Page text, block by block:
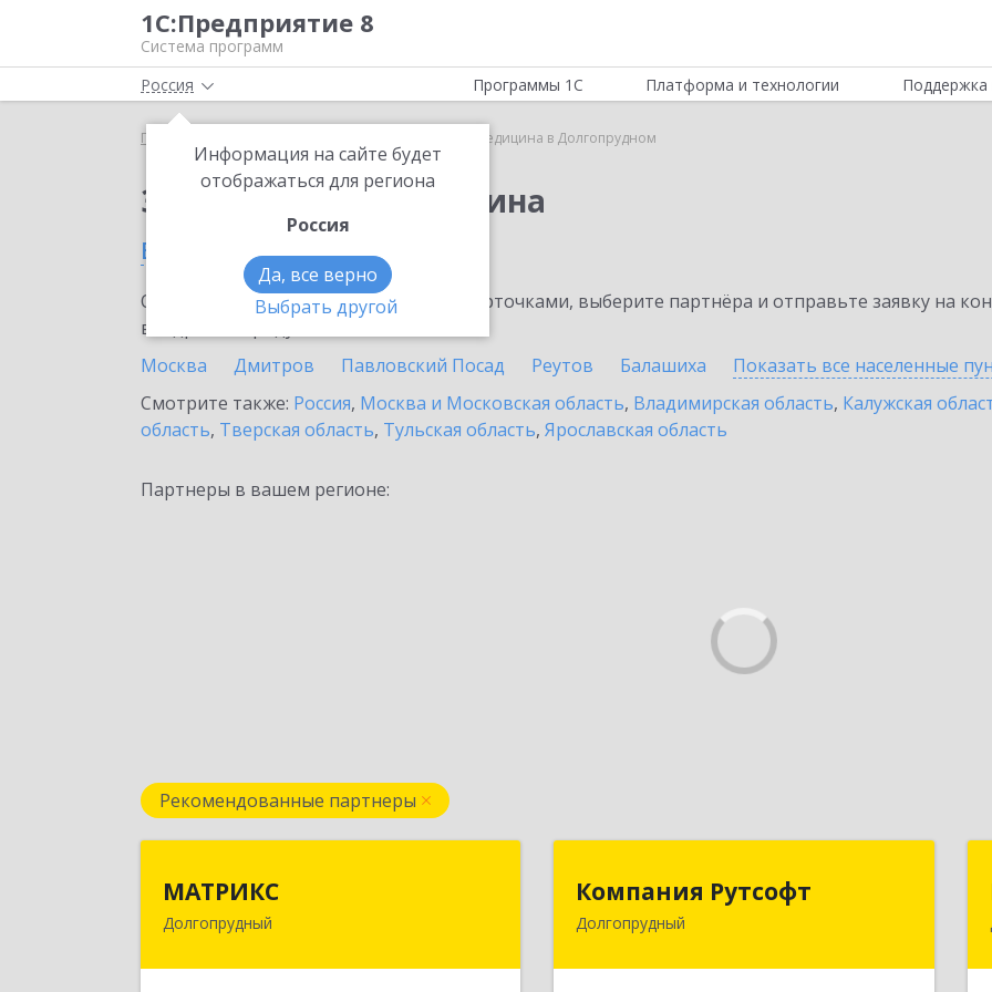
1С:Предприятие 8
Система программ
Россия
Информация на сайте будет
отображаться для региона
Россия
Да, все верно
Выбрать другой
Программы 1С Платформа и технологии Поддержка
Главная ИТС Медицина в Долгопрудном
Заказать ИТС Медицина
в Долгопрудном
Ознакомьтесь с информационными карточками, выберите партнёра и отправьте заявку на
внедрение продукта.
Москва
Дмитров Павловский Посад Реутов Балашиха Показать все населенные
Смотрите также: Россия, Москва и Московская область, Владимирская область, Калужская
область, Тверская область, Тульская область, Ярославская область
Партнеры в вашем регионе:
Рекомендованные партнеры
МАТРИКС
Долгопрудный
Компания Рутсофт
Долгопрудный
Компания Рутсофт